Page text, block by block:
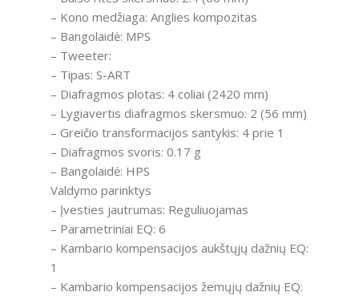
– Kono medžiaga: Anglies kompozitas
– Bangolaidė: MPS
– Tweeter:
– Tipas: S-ART
– Diafragmos plotas: 4 coliai (2420 mm)
– Lygiavertis diafragmos skersmuo: 2 (56 mm)
– Greičio transformacijos santykis: 4 prie 1
– Diafragmos svoris: 0.17 g
– Bangolaidė: HPS
Valdymo parinktys
– Įvesties jautrumas: Reguliuojamas
– Parametriniai EQ: 6
– Kambario kompensacijos aukštųjų dažnių EQ:
1
– Kambario kompensacijos žemųjų dažnių EQ: